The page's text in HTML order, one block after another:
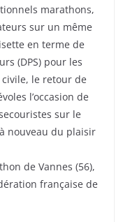
marathons,
sur un même
en terme de
(DPS) pour les
le retour de
l’occasion de
sur le
nouveau du plaisir
de Vannes (56),
française de